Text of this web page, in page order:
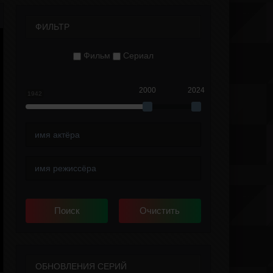
ФИЛЬТР
Фильм Сериал
1942 2000 2024
ОБНОВЛЕНИЯ СЕРИЙ